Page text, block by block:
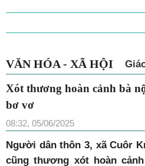
VĂN HÓA - XÃ HỘI
Xót thương hoàn cảnh
đứa trẻ bơ vơ
08:32, 05/06/2025
Người dân thôn 3, xã Cuôr
cũng thương xót hoàn